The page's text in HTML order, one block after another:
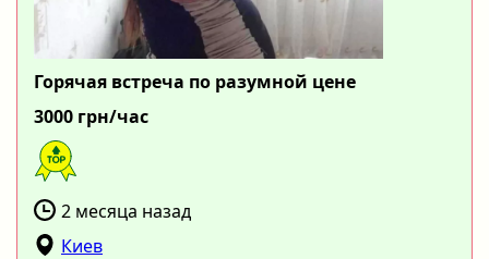
Горячая встреча по разумной цене
3000 грн/час
2 месяца назад
Киев